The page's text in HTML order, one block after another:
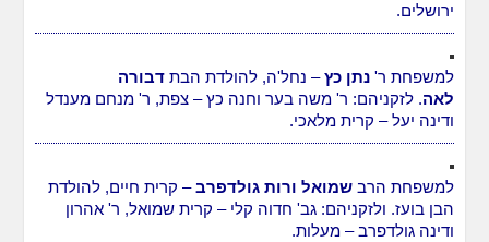
ירושלים.
למשפחת ר'נתן כץ– נחל'ה, להולדת הבתדבורה
לאה. לזקניהם: ר' משה בער וחנה כץ – צפת, ר' מנחם מענדל
ודינה יעל – קרית מלאכי.
למשפחת הרבשמואל ורות גולדפרב– קרית חיים, להולדת
הבן בועז. ולזקניהם: גב' חדוה קלי – קרית שמואל, ר' אהרון
ודינה גולדפרב – מעלות.